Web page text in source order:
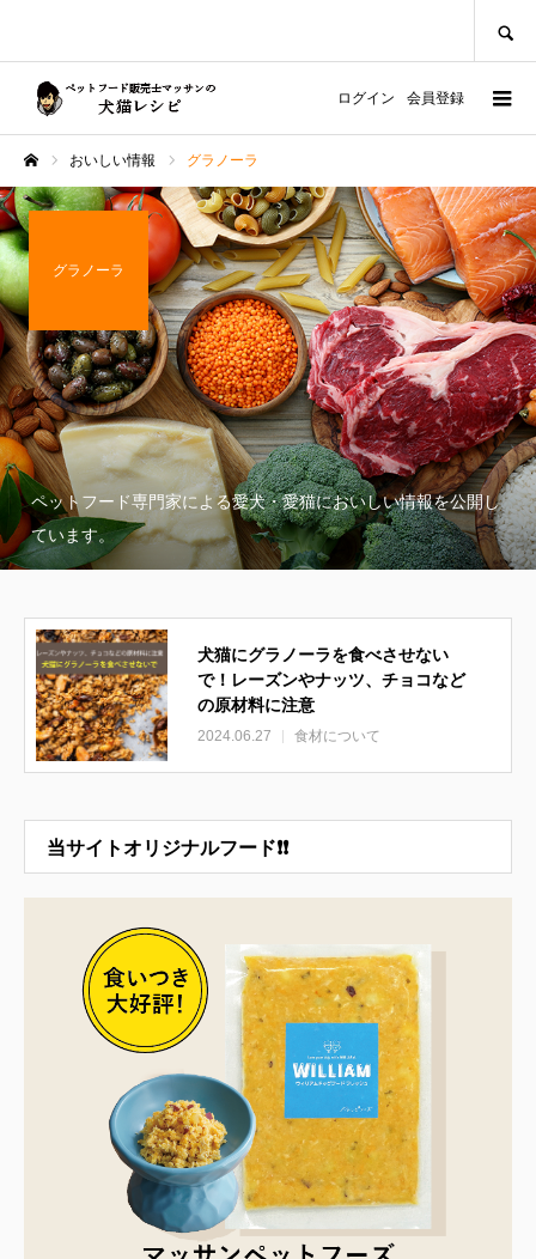
ログイン 会員登録
おいしい情報 グラノーラ
グラノーラ
ペットフード専門家による愛犬・愛猫においしい情報を公開し
ています。
犬猫にグラノーラを食べさせない
で！レーズンやナッツ、チョコなど
の原材料に注意
2024.06.27 食材について
当サイトオリジナルフード❗❗